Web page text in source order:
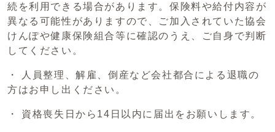
続を利用できる場合があります。保険料や給付内容が
異なる可能性がありますので、ご加入されていた協会
けんぽや健康保険組合等に確認のうえ、ご自身で判断
してください。
・ 人員整理、解雇、倒産など会社都合による退職の
方はお申し出ください。
・ 資格喪失日から14日以内に届出をお願いします。